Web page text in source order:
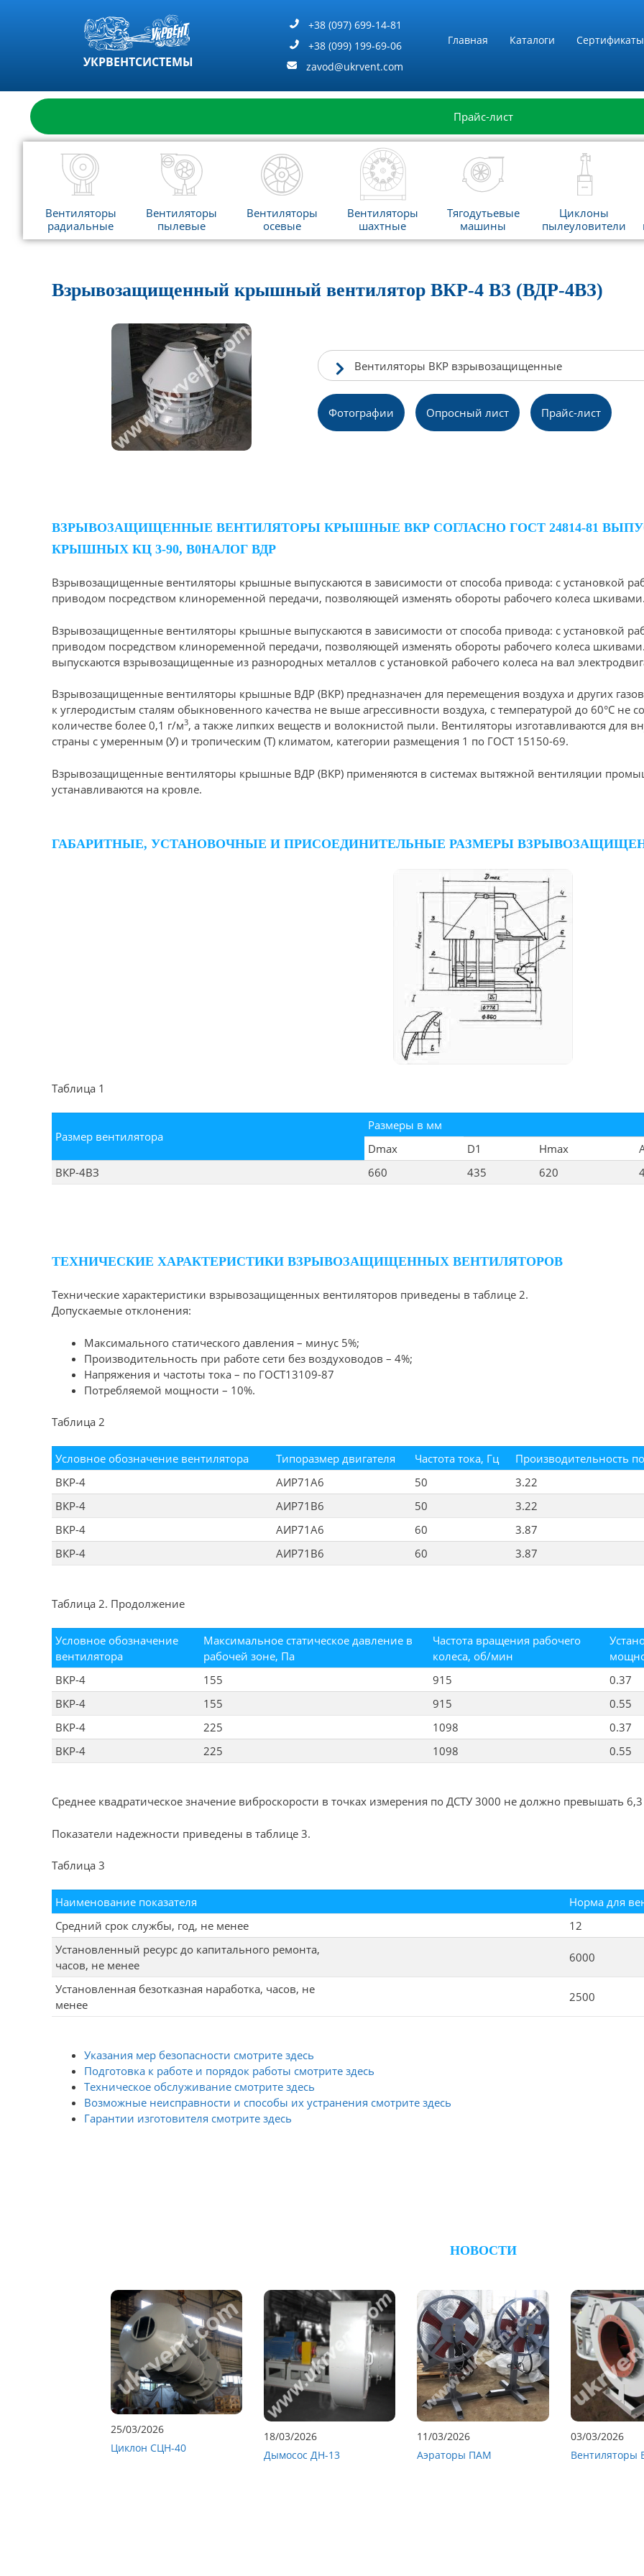
УКРВЕНТСИСТЕМЫ
+38 (097) 699-14-81
+38 (099) 199-69-06
zavod@ukrvent.com
Главная Каталоги Сертификаты
Прайс-лист
Вентиляторы
радиальные
Вентиляторы
пылевые
Вентиляторы
осевые
Вентиляторы
шахтные
Тягодутьевые
машины
Циклоны
пылеуловители
Взрывозащищенный крышный вентилятор ВКР-4 ВЗ (ВДР-4ВЗ)
Вентиляторы ВКР взрывозащищенные
Фотографии Опpосный лист Прайс-лист
ВЗРЫВОЗАЩИЩЕННЫЕ ВЕНТИЛЯТОРЫ КРЫШНЫЕ ВКР СОГЛАСНО ГОСТ 24814-81
КРЫШНЫХ КЦ 3-90, B0НАЛОГ ВДР
Взрывозащищенные вентиляторы крышные выпускаются в зависимости от способа привода: с установкой
приводом посредством клиноременной передачи, позволяющей изменять обороты рабочего колеса шкивами.
Взрывозащищенные вентиляторы крышные выпускаются в зависимости от способа привода: с установкой
приводом посредством клиноременной передачи, позволяющей изменять обороты рабочего колеса
выпускаются взрывозащищенные из разнородных металлов с установкой рабочего колеса на вал
Взрывозащищенные вентиляторы крышные ВДР (ВКР) предназначен для перемещения воздуха и других
к углеродистым сталям обыкновенного качества не выше агрессивности воздуха, с температурой до 60°С
количестве более 0,1 г/м3, а также липких веществ и волокнистой пыли. Вентиляторы изготавливаются для
страны с умеренным (У) и тропическим (Т) климатом, категории размещения 1 по ГОСТ 15150-69.
Взрывозащищенные вентиляторы крышные ВДР (ВКР) применяются в системах вытяжной вентиляции
устанавливаются на кровле.
ГАБАРИТНЫЕ, УСТАНОВОЧНЫЕ И ПРИСОЕДИНИТЕЛЬНЫЕ РАЗМЕРЫ
Таблица 1
Размер вентилятора
Размеры в мм
Dmax
D1 Hmax
ВКР-4ВЗ
660 435 620
ТЕХНИЧЕСКИЕ ХАРАКТЕРИСТИКИ ВЗРЫВОЗАЩИЩЕННЫХ ВЕНТИЛЯТОРОВ
Технические характеристики взрывозащищенных вентиляторов приведены в таблице 2.
Допускаемые отклонения:
Максимального статического давления – минус 5%;
Производительность при работе сети без воздуховодов – 4%;
Напряжения и частоты тока – по ГОСТ13109-87
Потребляемой мощности – 10%.
Таблица 2
Условное обозначение вентилятора Типоразмер двигателя Частота тока, Гц Производительность
ВКР-4
АИР71А6 50
3.22
ВКР-4
АИР71В6 50
3.22
ВКР-4
АИР71А6 60
3.87
ВКР-4
АИР71В6 60 3.87
Таблица 2. Продолжение
Условное обозначение
вентилятора
Максимальное статическое давление в
рабочей зоне, Па
Частота вращения рабочего
колеса, об/мин
ВКР-4
155 915 0.37
ВКР-4
155 915 0.55
ВКР-4
225 1098 0.37
ВКР-4
225 1098 0.55
Среднее квадратическое значение виброскорости в точках измерения по ДСТУ 3000 не должно превышать
Показатели надежности приведены в таблице 3.
Таблица 3
Наименование показателя
Норма для
Средний срок службы, год, не менее
12
Установленный ресурс до капитального ремонта,
часов, не менее
6000
Установленная безотказная наработка, часов, не
менее
2500
Указания мер безопасности смотрите здесь
Подготовка к работе и порядок работы смотрите здесь
Техническое обслуживание смотрите здесь
Возможные неисправности и способы их устранения смотрите здесь
Гарантии изготовителя смотрите здесь
НОВОСТИ
25/03/2026
Циклон СЦН-40
18/03/2026
Дымосос ДН-13
11/03/2026
Аэраторы ПАМ
03/03/2026
Вентиляторы